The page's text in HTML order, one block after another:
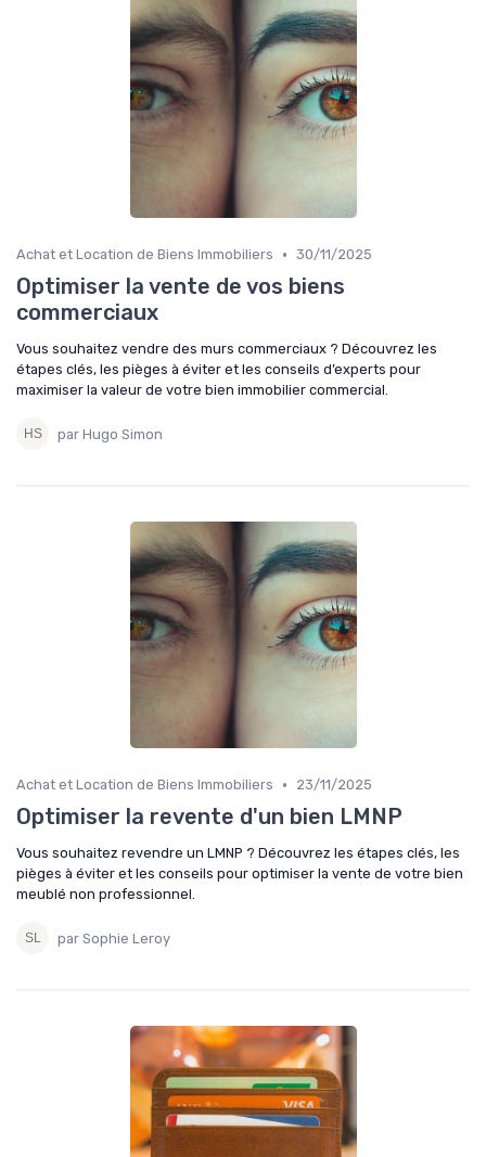
Achat et Location de Biens Immobiliers • 30/11/2025
Optimiser la vente de vos biens
commerciaux
Vous souhaitez vendre des murs commerciaux ? Découvrez les
étapes clés, les pièges à éviter et les conseils d’experts pour
maximiser la valeur de votre bien immobilier commercial.
par Hugo Simon
Achat et Location de Biens Immobiliers • 23/11/2025
Optimiser la revente d'un bien LMNP
Vous souhaitez revendre un LMNP ? Découvrez les étapes clés, les
pièges à éviter et les conseils pour optimiser la vente de votre bien
meublé non professionnel.
par Sophie Leroy